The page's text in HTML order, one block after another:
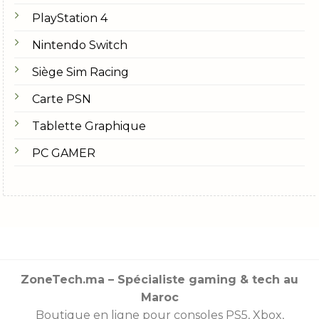
PlayStation 4
Nintendo Switch
Siège Sim Racing
Carte PSN
Tablette Graphique
PC GAMER
ZoneTech.ma – Spécialiste gaming & tech au
Maroc
Boutique en ligne pour consoles PS5, Xbox,